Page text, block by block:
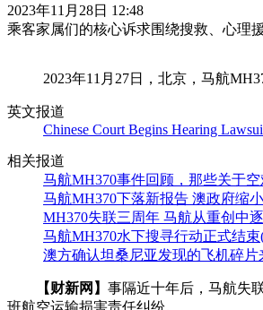
2023年11月28日 12:48
乘客家属们的核心诉求围绕搜救、心理
2023年11月27日，北京，马航
英文报道
Chinese Court Begins Hearing
相关报道
马航MH370事件回顾，那些关于
马航MH370下落新报告 澳政府缩
MH370失联三周年 马航从重创中
马航MH370水下搜寻行动正式结
澳方确认坦桑尼亚发现的飞机碎片
【财新网】 事隔近十年后，马航失
班航空运输损害责任纠纷。